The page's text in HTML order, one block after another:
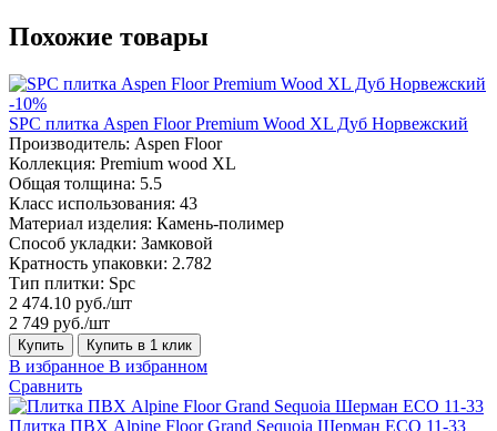
Похожие товары
-10%
SPC плитка Aspen Floor Premium Wood XL Дуб Норвежский
Производитель: Aspen Floor
Коллекция: Premium wood XL
Общая толщина: 5.5
Класс использования: 43
Материал изделия: Камень-полимер
Способ укладки: Замковой
Кратность упаковки: 2.782
Тип плитки: Spc
2 474.10 руб./шт
2 749 руб./шт
Купить Купить в 1 клик
В избранное В избранном
Сравнить
Плитка ПВХ Alpine Floor Grand Sequoia Шерман ECO 11-33